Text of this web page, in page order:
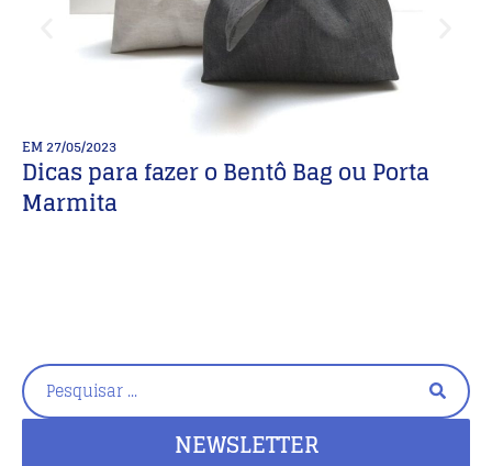
EM27/05/2023
Dicas para fazer o Bentô Bag ou Porta
Marmita
NEWSLETTER